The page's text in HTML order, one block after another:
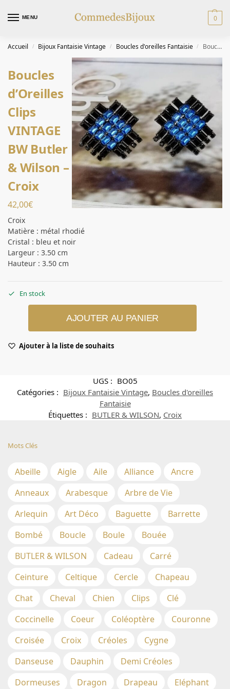
MENU 0
Accueil / Bijoux Fantaisie Vintage / Boucles d'oreilles Fantaisie / Boucles d’Oreilles Clips VINTAGE BW Butler & Wilson – Croix
Boucles
d’Oreilles
Clips
VINTAGE
BW Butler
& Wilson –
Croix
42,00€
Croix
Matière : métal rhodié
Cristal : bleu et noir
Largeur : 3.50 cm
Hauteur : 3.50 cm
En stock
AJOUTER AU PANIER
Ajouter à la liste de souhaits
UGS : BO05
Catégories : Bijoux Fantaisie Vintage, Boucles d'oreilles
Fantaisie
Étiquettes : BUTLER & WILSON, Croix
Mots Clés
Abeille Aigle Aile Alliance
Ancre
Anneaux
Arabesque
Arbre de Vie
Arlequin
Art Déco Baguette
Barrette
Bombé
Boucle Boule
Bouée
BUTLER & WILSON
Cadeau
Carré
Ceinture
Celtique Cercle
Chapeau
Chat
Cheval Chien Clips
Clé
Coccinelle
Coeur Coléoptère
Couronne
Croisée
Croix Créoles
Cygne
Danseuse
Dauphin
Demi Créoles
Dormeuses
Dragon Drapeau
Eléphant